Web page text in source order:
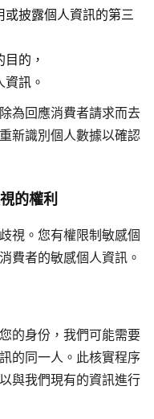
披露個人資訊的第三
的，
訊。
為回應消費者請求而去
新識別個人數據以確認
的權利
視。您有權限制敏感個
費者的敏感個人資訊。
的身份，我們可能需要
的同一人。此核實程序
與我們現有的資訊進行